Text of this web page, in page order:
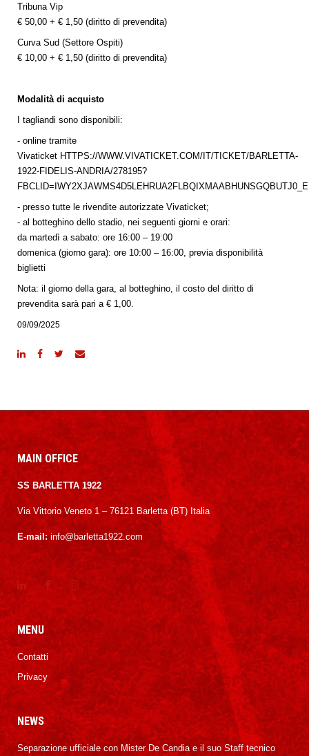
Tribuna Vip
€ 50,00 + € 1,50 (diritto di prevendita)
Curva Sud (Settore Ospiti)
€ 10,00 + € 1,50 (diritto di prevendita)
Modalità di acquisto
I tagliandi sono disponibili:
- online tramite
Vivaticket HTTPS://WWW.VIVATICKET.COM/IT/TICKET/BARLETTA-
1922-FIDELIS-ANDRIA/278195?
- presso tutte le rivendite autorizzate Vivaticket;
- al botteghino dello stadio, nei seguenti giorni e orari:
da martedì a sabato: ore 16:00 – 19:00
domenica (giorno gara): ore 10:00 – 16:00, previa disponibilità
biglietti
Nota: il giorno della gara, al botteghino, il costo del diritto di
prevendita sarà pari a € 1,00.
09/09/2025
MAIN OFFICE
SS BARLETTA 1922
Via Vittorio Veneto 1 – 76121 Barletta (BT) Italia
E-mail: info@barletta1922.com
MENU
Contatti
Privacy
NEWS
Separazione ufficiale con Mister De Candia e il suo Staff tecnico